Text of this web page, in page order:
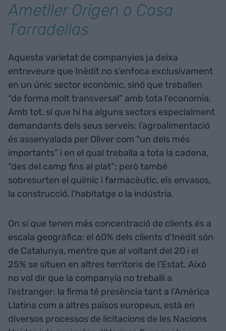
Ametller Origen o Casa
Tarradellas
Aquesta varietat de companyies ja deixa
entreveure que Inèdit no s’enfoca exclusivament
en un únic sector econòmic, sinó que treballen
“de forma molt transversal” amb tota l’economia.
Amb tot, sí que hi ha alguns sectors especialment
demandants dels seus serveis: l’agroalimentació
és assenyalada per Oliver com “un dels més
importants” i en el qual treballa a tota la cadena,
“des del camp fins al plat”; però també
sobresurten el químic i farmacèutic, els envasos,
la construcció, l’habitatge o la indústria.
On sí que tenen més concentració de clients és a
escala geogràfica: el 60% dels clients d’Inèdit són
de Catalunya, mentre que al voltant del 20 i el
25% se situen en altres territoris de l’Estat. Això
no vol dir que la companyia no treballi a
l’estranger: la firma té presència tant a l’Amèrica
Llatina com a altres països europeus, està en
diversos processos de licitacions de les Nacions